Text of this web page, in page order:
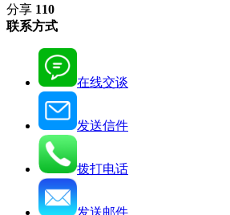
分享 110
联系方式
在线交谈
发送信件
拨打电话
发送邮件